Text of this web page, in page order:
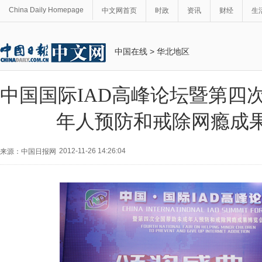
China Daily Homepage 中文网首页 时政 资讯 财经 生
中国在线 > 华北地区
中国国际IAD高峰论坛暨第四
年人预防和戒除网瘾成
来源：中国日报网 2012-11-26 14:26:04